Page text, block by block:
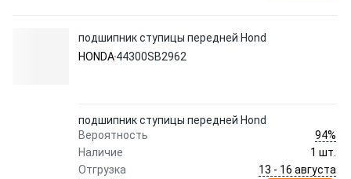
подшипник ступицы передней Hond
HONDA44300SB2962
подшипник ступицы передней Hond
Вероятность
94%
Наличие
1 шт.
Отгрузка
13 - 16 августа